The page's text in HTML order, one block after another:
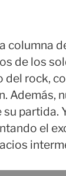
columna
de los
del rock,
Además,
partida.
el